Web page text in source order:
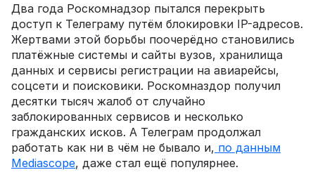
Два года Роскомнадзор пытался перекрыть
доступ к Телеграму путём блокировки IP-адресов.
Жертвами этой борьбы поочерёдно становились
платёжные системы и сайты вузов, хранилища
данных и сервисы регистрации на авиарейсы,
соцсети и поисковики. Роскомназдор получил
десятки тысяч жалоб от случайно
заблокированных сервисов и несколько
гражданских исков. А Телеграм продолжал
работать как ни в чём не бывало и, по данным
Mediascope, даже стал ещё популярнее.